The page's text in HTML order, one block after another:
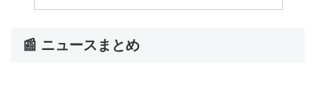
📰 ニュースまとめ